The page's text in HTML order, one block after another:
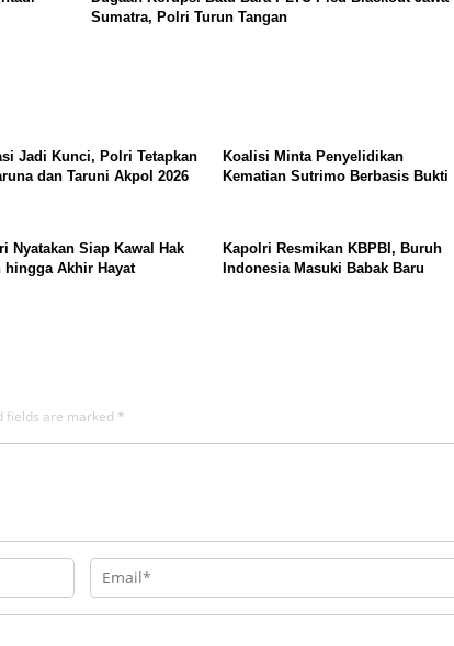
Sumatra, Polri Turun Tangan
Jadi Kunci, Polri Tetapkan
dan Taruni Akpol 2026
Koalisi Minta Penyelidikan
Kematian Sutrimo Berbasis Bukti
Nyatakan Siap Kawal Hak
hingga Akhir Hayat
Kapolri Resmikan KBPBI, Buruh
Indonesia Masuki Babak Baru
fields are marked *